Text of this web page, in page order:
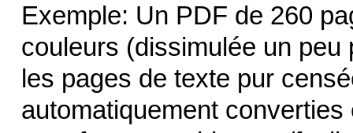
Exemple: Un PDF de 260
couleurs (dissimulée un peu
les pages de texte pur
automatiquement